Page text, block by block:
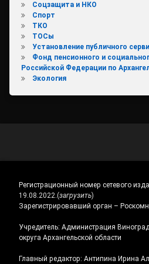
Соцзащита и НКО
Спорт
ТКО
ТОСы
Установление публичного
Фонд пенсионного и
Российской Федерации по
Экология
Регистрационный номер сетевого
19.08.2022.(загрузить)
Зарегистрировавший орган –
Учредитель: Администрация
округа Архангельской области
Главный редактор: Антипина Ирина